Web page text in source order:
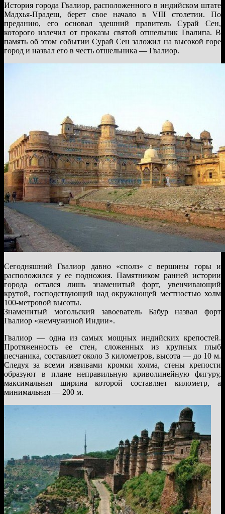
История города Гвалиор, расположенного в индийском штате
Мадхья-Прадеш, берет свое начало в VIII столетии. По
преданию, его основал здешний правитель Сурай Сен,
которого излечил от проказы святой отшельник Гвалипа. В
память об этом событии Сурай Сен заложил на высокой горе
город и назвал его в честь отшельника — Гвалиор.
Сегодняшний Гвалиор давно «сполз» с вершины горы и
расположился у ее подножия. Памятником ранней истории
города остался лишь знаменитый форт, увенчивающий
крутой, господствующий над окружающей местностью холм
100-метровой высоты.
Знаменитый могольский завоеватель Бабур назвал форт
Гвалиор «жемчужиной Индии».
Гвалиор — одна из самых мощных индийских крепостей.
Протяженность ее стен, сложенных из крупных глыб
песчаника, составляет около 3 километров, высота — до 10 м.
Следуя за всеми извивами кромки холма, стены крепости
образуют в плане неправильную криволинейную фигуру,
максимальная ширина которой составляет километр, а
минимальная — 200 м.